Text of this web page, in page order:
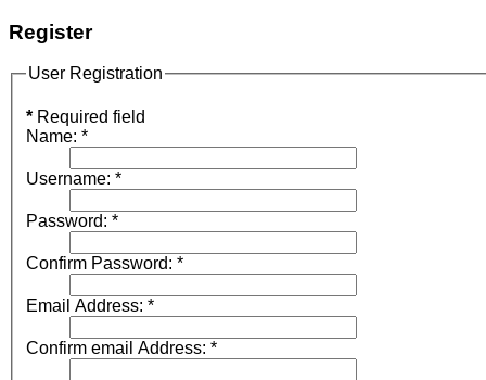
Register
User Registration
* Required field
Name: *
Username: *
Password: *
Confirm Password: *
Email Address: *
Confirm email Address: *